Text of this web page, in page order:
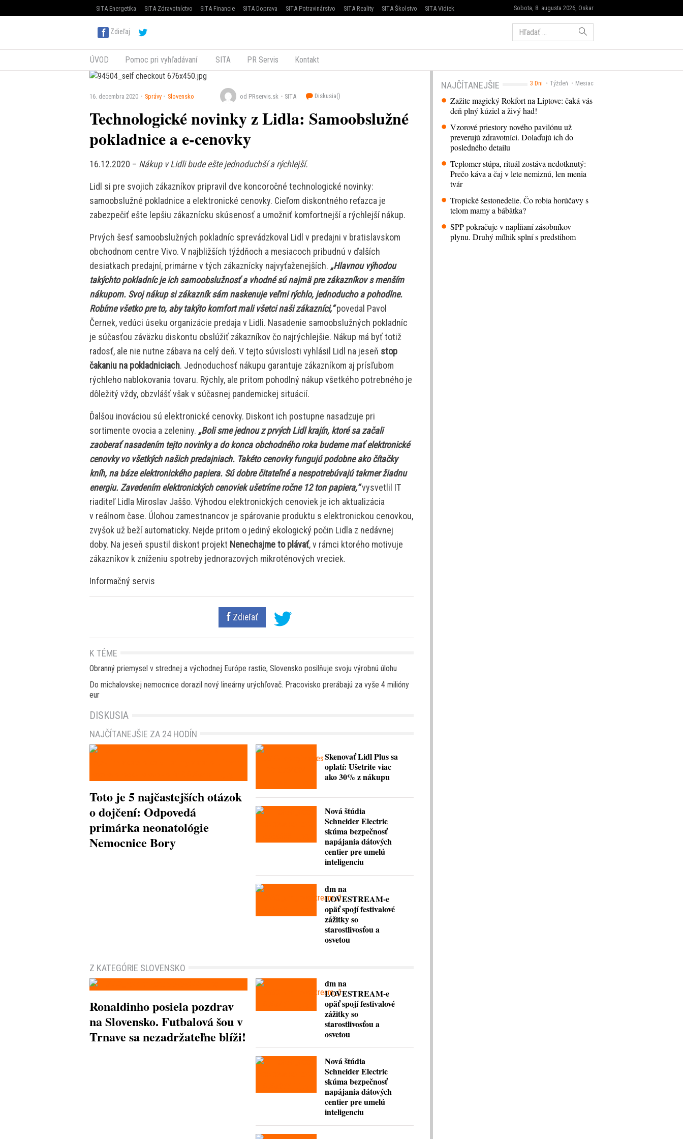
Sobota, 8. augusta 2026, Oskar
SITA Energetika SITA Zdravotníctvo SITA Financie SITA Doprava SITA Potravinárstvo SITA Reality SITA Školstvo SITA Vidiek
Zdieľaj Hľadať:
ÚVOD Pomoc pri vyhľadávaní SITA PR Servis Kontakt
16. decembra 2020 Správy Slovensko od PRservis.sk SITA Diskusia()
Technologické novinky z Lidla: Samoobslužné
pokladnice a e-cenovky
16.12.2020 – Nákup v Lidli bude ešte jednoduchší a rýchlejší.
Lidl si pre svojich zákazníkov pripravil dve koncoročné technologické novinky:
samoobslužné pokladnice a elektronické cenovky. Cieľom diskontného reťazca je
zabezpečiť ešte lepšiu zákaznícku skúsenosť a umožniť komfortnejší a rýchlejší nákup.
Prvých šesť samoobslužných pokladníc sprevádzkoval Lidl v predajni v bratislavskom
obchodnom centre Vivo. V najbližších týždňoch a mesiacoch pribudnú v ďalších
desiatkach predajní, primárne v tých zákaznícky najvyťaženejších. „Hlavnou výhodou
takýchto pokladníc je ich samoobslužnosť a vhodné sú najmä pre zákazníkov s menším
nákupom. Svoj nákup si zákazník sám naskenuje veľmi rýchlo, jednoducho a pohodlne.
Robíme všetko pre to, aby takýto komfort mali všetci naši zákazníci,“povedal Pavol
Černek, vedúci úseku organizácie predaja v Lidli. Nasadenie samoobslužných pokladníc
je súčasťou záväzku diskontu obslúžiť zákazníkov čo najrýchlejšie. Nákup má byť totiž
radosť, ale nie nutne zábava na celý deň. V tejto súvislosti vyhlásil Lidl na jeseň stop
čakaniu na pokladniciach. Jednoduchosť nákupu garantuje zákazníkom aj prísľubom
rýchleho nablokovania tovaru. Rýchly, ale pritom pohodlný nákup všetkého potrebného je
dôležitý vždy, obzvlášť však v súčasnej pandemickej situácií.
Ďalšou inováciou sú elektronické cenovky. Diskont ich postupne nasadzuje pri
sortimente ovocia a zeleniny. „Boli sme jednou z prvých Lidl krajín, ktoré sa začali
zaoberať nasadením tejto novinky a do konca obchodného roka budeme mať elektronické
cenovky vo všetkých našich predajniach. Takéto cenovky fungujú podobne ako čítačky
kníh, na báze elektronického papiera. Sú dobre čitateľné a nespotrebúvajú takmer žiadnu
energiu. Zavedením elektronických cenoviek ušetríme ročne 12 ton papiera,“vysvetlil IT
riaditeľ Lidla Miroslav Jaššo. Výhodou elektronických cenoviek je ich aktualizácia
v reálnom čase. Úlohou zamestnancov je spárovanie produktu s elektronickou cenovkou,
zvyšok už beží automaticky. Nejde pritom o jediný ekologický počin Lidla z nedávnej
doby. Na jeseň spustil diskont projekt Nenechajme to plávať, v rámci ktorého motivuje
zákazníkov k zníženiu spotreby jednorazových mikroténových vreciek.
Informačný servis
Zdieľať
3 Dni Týždeň Mesiac
NAJČÍTANEJŠIE
Zažite magický Rokfort na Liptove: čaká vás
deň plný kúziel a živý had!
Vzorové priestory nového pavilónu už
preverujú zdravotníci. Dolaďujú ich do
posledného detailu
Teplomer stúpa, rituál zostáva nedotknutý:
Prečo káva a čaj v lete nemiznú, len menia
tvár
Tropické šestonedelie. Čo robia horúčavy s
telom mamy a bábätka?
SPP pokračuje v napĺňaní zásobníkov
plynu. Druhý míľnik splní s predstihom
K TÉME
Obranný priemysel v strednej a východnej Európe rastie, Slovensko posilňuje svoju výrobnú úlohu
Do michalovskej nemocnice dorazil nový lineárny urýchľovač. Pracovisko prerábajú za vyše 4 milióny
eur
DISKUSIA
NAJČÍTANEJŠIE ZA 24 HODÍN
Toto je 5 najčastejších otázok
o dojčení: Odpovedá
primárka neonatológie
Nemocnice Bory
Skenovať Lidl Plus sa
oplatí: Ušetrite viac
ako 30% z nákupu
Nová štúdia
Schneider Electric
skúma bezpečnosť
napájania dátových
centier pre umelú
inteligenciu
dm na
LOVESTREAM-e
opäť spojí festivalové
zážitky so
starostlivosťou a
osvetou
Z KATEGÓRIE SLOVENSKO
Ronaldinho posiela pozdrav
na Slovensko. Futbalová šou v
Trnave sa nezadržateľne blíži!
dm na
LOVESTREAM-e
opäť spojí festivalové
zážitky so
starostlivosťou a
osvetou
Nová štúdia
Schneider Electric
skúma bezpečnosť
napájania dátových
centier pre umelú
inteligenciu